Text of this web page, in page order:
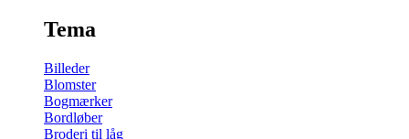
Tema
Billeder
Blomster
Bogmærker
Bordløber
Broderi til låg